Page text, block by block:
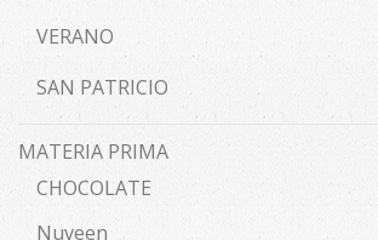
VERANO
SAN PATRICIO
MATERIA PRIMA
CHOCOLATE
Nuveen